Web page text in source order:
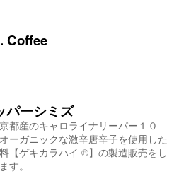
Coffee
パーシミズ
都産のキャロライナリーパー１０
ーガニックな激辛唐辛子を使用した
【ゲキカラハイ ®】の製造販売をし
す。